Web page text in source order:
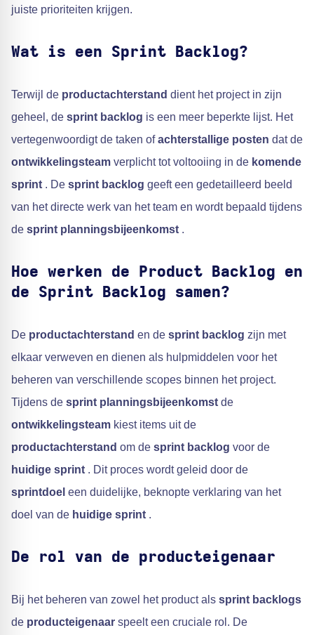
juiste prioriteiten krijgen.
Wat is een Sprint Backlog?
Terwijl de productachterstand dient het project in zijn
geheel, de sprint backlog is een meer beperkte lijst. Het
vertegenwoordigt de taken ofachterstallige posten dat de
ontwikkelingsteam verplicht tot voltooiing in de komende
sprint . De sprint backlog geeft een gedetailleerd beeld
van het directe werk van het team en wordt bepaald tijdens
de sprint planningsbijeenkomst .
Hoe werken de Product Backlog en
de Sprint Backlog samen?
De productachterstand en de sprint backlog zijn met
elkaar verweven en dienen als hulpmiddelen voor het
beheren van verschillende scopes binnen het project.
Tijdens de sprint planningsbijeenkomst de
ontwikkelingsteam kiest items uit de
productachterstand om de sprint backlog voor de
huidige sprint . Dit proces wordt geleid door de
sprintdoel een duidelijke, beknopte verklaring van het
doel van de huidige sprint .
De rol van de producteigenaar
Bij het beheren van zowel het product als sprint backlogs
de producteigenaar speelt een cruciale rol. De